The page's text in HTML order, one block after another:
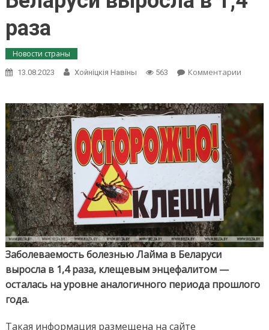
раза
Новости страны
13.08.2023 Хойнiцкiя Навiны 563 Комментарииon
Лайма
в
в
Заболеваемость болезнью Лайма в Беларуси
выросла в 1,4 раза, клещевым энцефалитом —
осталась на уровне аналогичного периода прошлого
года.
Такая информация размещена на сайте